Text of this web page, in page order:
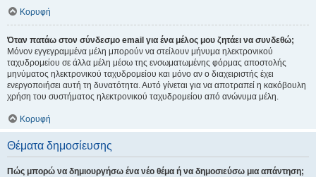
Κορυφή
Όταν πατάω στον σύνδεσμο email για ένα μέλος μου ζητάει να συνδεθώ;
Μόνον εγγεγραμμένα μέλη μπορούν να στείλουν μήνυμα ηλεκτρονικού
ταχυδρομείου σε άλλα μέλη μέσω της ενσωματωμένης φόρμας αποστολής
μηνύματος ηλεκτρονικού ταχυδρομείου και μόνο αν ο διαχειριστής έχει
ενεργοποιήσει αυτή τη δυνατότητα. Αυτό γίνεται για να αποτραπεί η κακόβουλη
χρήση του συστήματος ηλεκτρονικού ταχυδρομείου από ανώνυμα μέλη.
Κορυφή
Θέματα δημοσίευσης
Πώς μπορώ να δημιουργήσω ένα νέο θέμα ή να δημοσιεύσω μια απάντηση;